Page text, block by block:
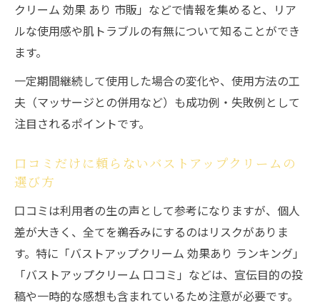
クリーム 効果 あり 市販」などで情報を集めると、リア
ルな使用感や肌トラブルの有無について知ることができ
ます。
一定期間継続して使用した場合の変化や、使用方法の工
夫（マッサージとの併用など）も成功例・失敗例として
注目されるポイントです。
口コミだけに頼らないバストアップクリームの
選び方
口コミは利用者の生の声として参考になりますが、個人
差が大きく、全てを鵜呑みにするのはリスクがありま
す。特に「バストアップクリーム 効果あり ランキング」
「バストアップクリーム 口コミ」などは、宣伝目的の投
稿や一時的な感想も含まれているため注意が必要です。